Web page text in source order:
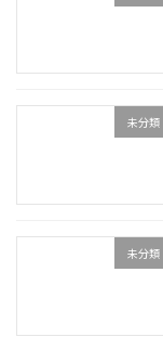
未分類
未分類